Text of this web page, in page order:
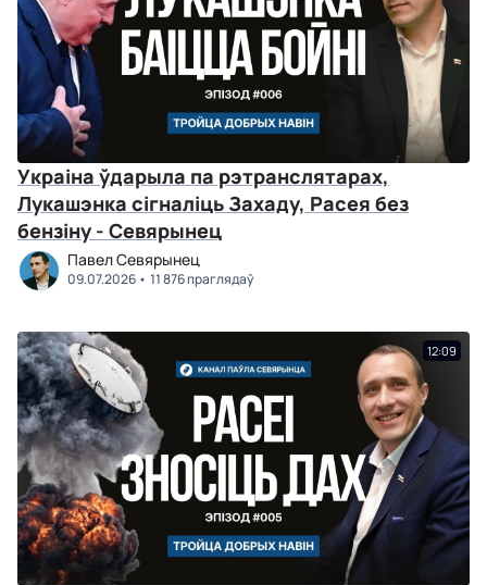
Украіна ўдарыла па рэтранслятарах,
Лукашэнка сігналіць Захаду, Расея без
бензіну - Севярынец
Павел Севярынец
09.07.2026 11 876 праглядаў
12:09